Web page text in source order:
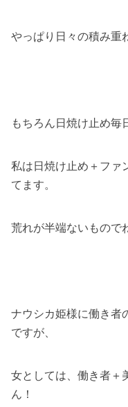
やっぱり日々の積み重
もちろん日焼け止め毎
私は日焼け止め＋ファ
てます。
荒れが半端ないもの
ナウシカ姫様に働き者
ですが、
女としては、働き者＋
ん！